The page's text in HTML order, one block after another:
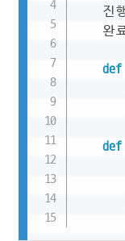
진
완
def
def